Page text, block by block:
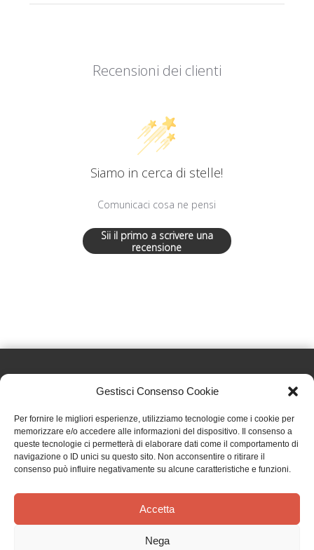
Gestisci Consenso Cookie
Per fornire le migliori esperienze, utilizziamo tecnologie come i cookie per
memorizzare e/o accedere alle informazioni del dispositivo. Il consenso a
queste tecnologie ci permetterà di elaborare dati come il comportamento di
navigazione o ID unici su questo sito. Non acconsentire o ritirare il
consenso può influire negativamente su alcune caratteristiche e funzioni.
Accetta
Nega
Recensioni dei clienti
Siamo in cerca di stelle!
Comunicaci cosa ne pensi
Sii il primo a scrivere una
recensione
Effatà Editrice di Pellegrino Paolo SAS
C.F. e P.IVA 09655250018
Via Tre Denti, 1 - 10060 Cantalupa (TO)
Telefono: (+39) 0121 353452 - Fax: (+39) 0121 353839